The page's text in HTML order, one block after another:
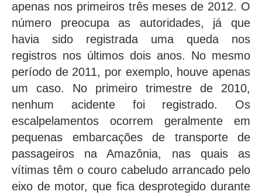
apenas nos primeiros três meses de 2012. O
número preocupa as autoridades, já que
havia sido registrada uma queda nos
registros nos últimos dois anos. No mesmo
período de 2011, por exemplo, houve apenas
um caso. No primeiro trimestre de 2010,
nenhum acidente foi registrado. Os
escalpelamentos ocorrem geralmente em
pequenas embarcações de transporte de
passageiros na Amazônia, nas quais as
vítimas têm o couro cabeludo arrancado pelo
eixo de motor, que fica desprotegido durante